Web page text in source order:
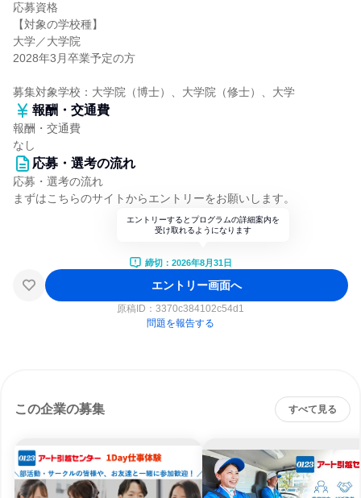
応募資格
【対象の学校種】
大学／大学院
2028年3月卒業予定の方
募集対象学校：大学院（博士）、大学院（修士）、大学
報酬・交通費
報酬・交通費
なし
応募・選考の流れ
応募・選考の流れ
まずはこちらのサイトからエントリーをお願いします。
エントリーするとプログラムの詳細案内を
受け取れるようになります
締切：2026年8月31日
エントリー画面へ
原稿ID： 3370c384102c54d1
問題を報告する
この企業の募集 すべて見る